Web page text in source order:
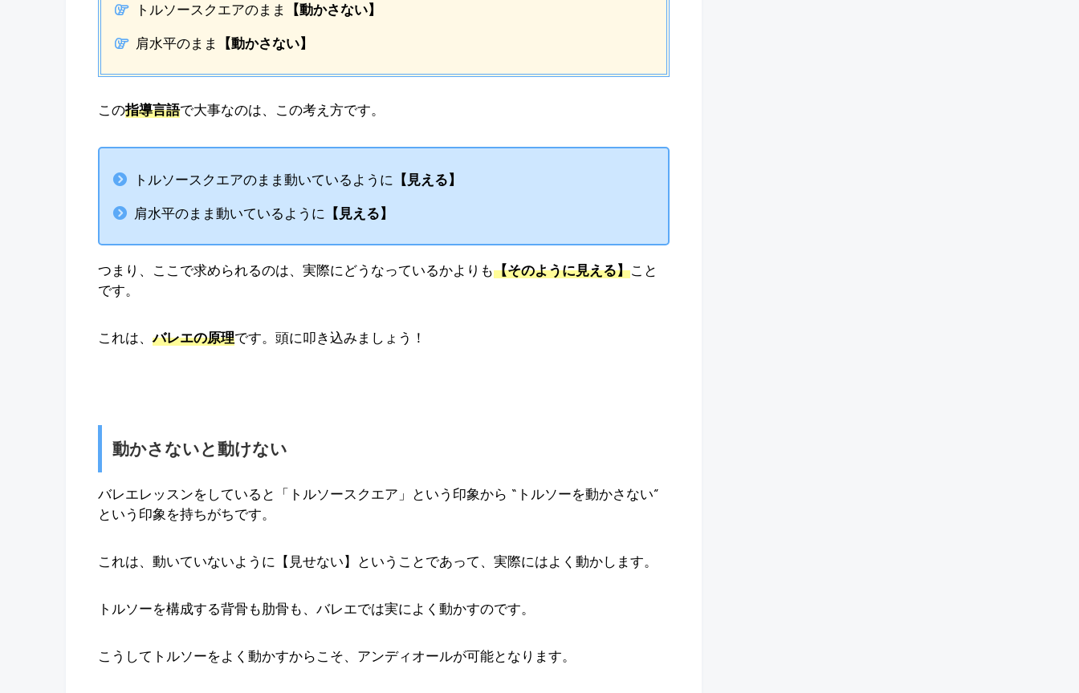
トルソースクエアのまま 【動かさない】
肩水平のまま 【動かさない】
この指導言語で大事なのは、この考え方です。
トルソースクエアのまま動いているように 【見える】
肩水平のまま動いているように 【見える】
つまり、ここで求められるのは、実際にどうなっているかよりも【そのように見える】こと
です。
これは、バレエの原理です。頭に叩き込みましょう！
動かさないと動けない
バレエレッスンをしていると「トルソースクエア」という印象から “トルソーを動かさない”
という印象を持ちがちです。
これは、動いていないように【見せない】ということであって、実際にはよく動かします。
トルソーを構成する背骨も肋骨も、バレエでは実によく動かすのです。
こうしてトルソーをよく動かすからこそ、アンディオールが可能となります。